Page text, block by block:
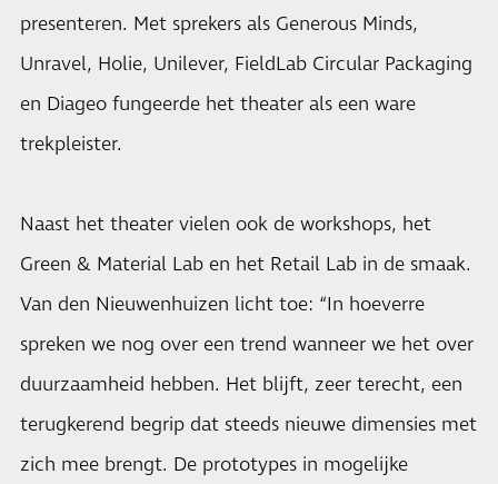
presenteren. Met sprekers als Generous Minds,
Unravel, Holie, Unilever, FieldLab Circular Packaging
en Diageo fungeerde het theater als een ware
trekpleister.
Naast het theater vielen ook de workshops, het
Green & Material Lab en het Retail Lab in de smaak.
Van den Nieuwenhuizen licht toe: “In hoeverre
spreken we nog over een trend wanneer we het over
duurzaamheid hebben. Het blijft, zeer terecht, een
terugkerend begrip dat steeds nieuwe dimensies met
zich mee brengt. De prototypes in mogelijke